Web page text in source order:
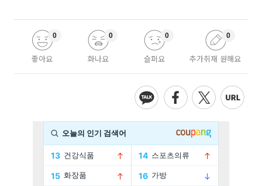
좋아요
0
화나요
0
슬퍼요
0
추가취재 원해요
0